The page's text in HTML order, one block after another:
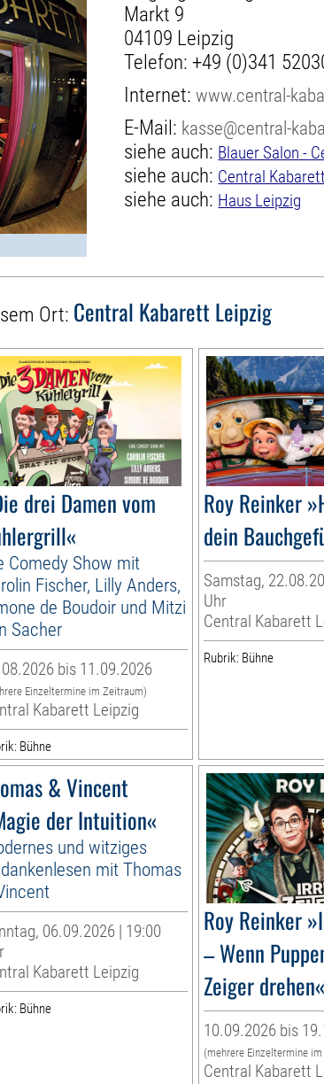
Markt 9
04109 Leipzig
Telefon: +49 (0)341
Internet:www.central-
E-Mail: kasse@central-
siehe auch: Blauer Salon -
siehe auch: Central
siehe auch: Haus Leipzig
Ort: Central Kabarett Leipzig
drei Damen vom
Comedy Show mit
Fischer, Lilly Anders,
de Boudoir und Mitzi
Sacher
bis 11.09.2026
Einzeltermine im Zeitraum)
Kabarett Leipzig
Bühne
Roy Reinker
dein
Samstag,
Uhr
Central Kabarett
Rubrik: Bühne
& Vincent
der Intuition«
und witziges
mit Thomas
06.09.2026 | 19:00
Kabarett Leipzig
Bühne
Roy Reinker
– Wenn
Zeiger drehen«
10.09.2026 bis
(mehrere Einzeltermine
Central Kabarett